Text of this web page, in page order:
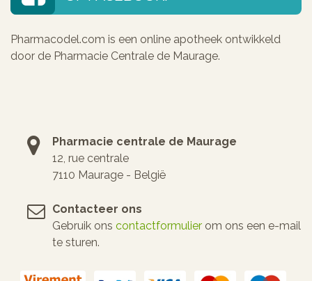
Pharmacodel.com is een online apotheek ontwikkeld
door de Pharmacie Centrale de Maurage.
Pharmacie centrale de Maurage
12, rue centrale
7110 Maurage - België
Contacteer ons
Gebruik ons contactformulier om ons een e-mail
te sturen.